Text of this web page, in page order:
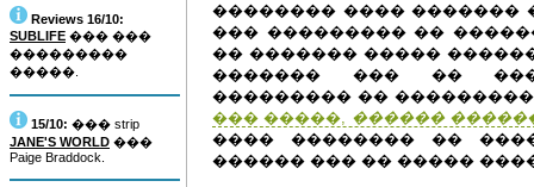
Reviews 16/10:
SUBLIFE ��� ���
���������
�����.
15/10: ��� strip
JANE'S WORLD ���
Paige Braddock.
�������� ���� �������
��� ��������� ��
�� ������� �����
������� ��� ��
��������� ��
��� �����, ������
���� �������� ��
������ ��� �� �����